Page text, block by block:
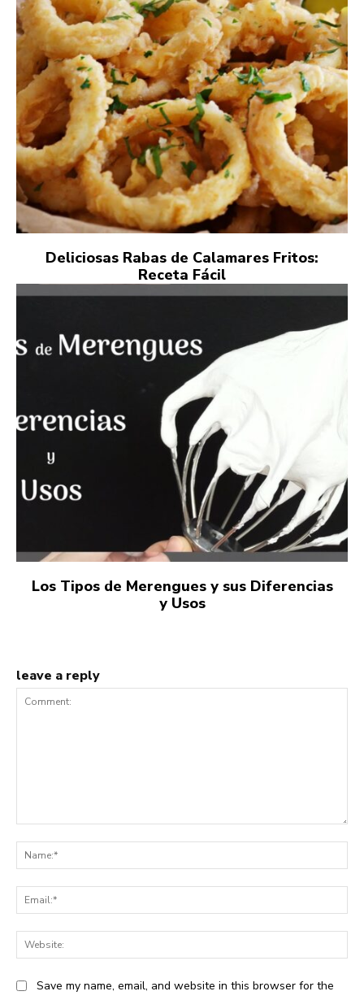
Deliciosas Rabas de Calamares Fritos:
Receta Fácil
Los Tipos de Merengues y sus Diferencias
y Usos
leave a reply
Save my name, email, and website in this browser for the